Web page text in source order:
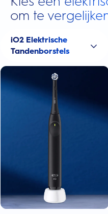
om te
iO2 Elektrische
Tandenborstels